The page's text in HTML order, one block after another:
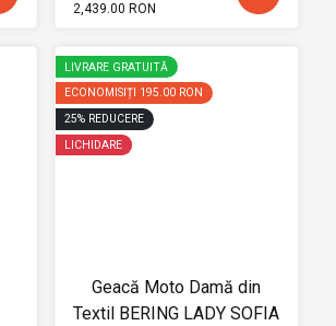
2,439.00 RON
LIVRARE GRATUITĂ
ECONOMISIȚI 195.00 RON
25% REDUCERE
LICHIDARE
Geacă Moto Damă din
Textil BERING LADY SOFIA